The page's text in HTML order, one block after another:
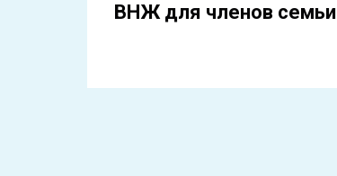
ВНЖ для членов семьи